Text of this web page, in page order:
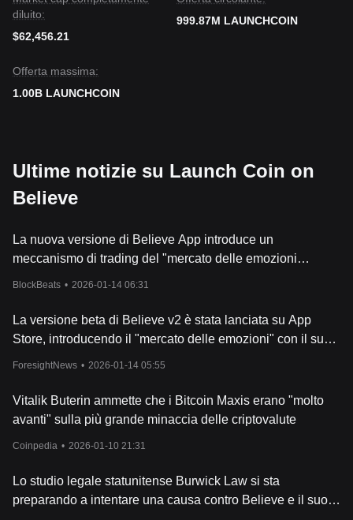
uscita di liquidità.
diluito:
$62,456.21
999.87M LAUNCHCOIN
Offerta massima:
1.00B LAUNCHCOIN
Ultime notizie su Launch Coin on
Believe
La nuova versione di Believe App introduce un
meccanismo di trading del "mercato delle emozioni
BlockBeats • 2026-01-14 06:31
La versione beta di Believe v2 è stata lanciata su App
Store, introducendo il "mercato delle emozioni" con il suo
ForesightNews • 2026-01-14 05:55
Vitalik Buterin ammette che i Bitcoin Maxis erano "molto
avanti" sulla più grande minaccia delle criptovalute
Coinpedia • 2026-01-10 21:31
Lo studio legale statunitense Burwick Law si sta
preparando a intentare una causa contro Believe e il suo